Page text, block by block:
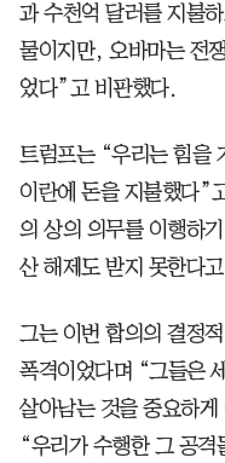
과 수천억 달러를 지불
물이지만, 오바마는 전
었다”고 비판했다.
트럼프는 “우리는 힘을
이란에 돈을 지불했다”
의 상의 의무를 이행하
산 해제도 받지 못한다
그는 이번 합의의 결정
폭격이었다며 “그들은
살아남는 것을 중요하
“우리가 수행한 그 공